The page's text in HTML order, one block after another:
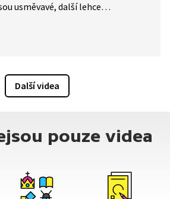
usměvavé, další lehce
Další videa
pouze videa